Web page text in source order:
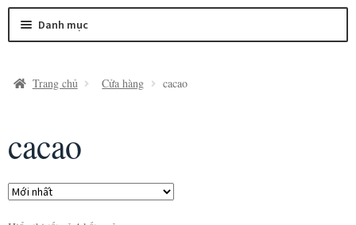
Danh mục
Trang chủ Cửa hàng cacao
cacao